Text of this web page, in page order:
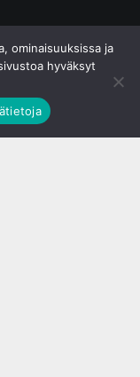
ominaisuuksissa ja
hyväksyt